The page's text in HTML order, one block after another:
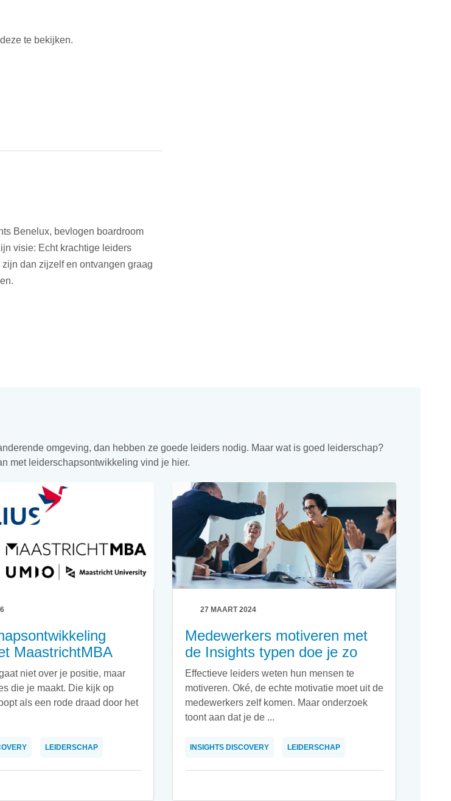
te bekijken.
Benelux, bevlogen boardroom
visie: Echt krachtige leiders
dan zijzelf en ontvangen graag
omgeving, dan hebben ze goede leiders nodig. Maar wat is goed leiderschap?
met leiderschapsontwikkeling vind je hier.
MaastrichtMBA
niet over je positie, maar
die je maakt. Die kijk op
als een rode draad door het
LEIDERSCHAP
27 MAART 2024
Medewerkers motiveren met
de Insights typen doe je zo
Effectieve leiders weten hun mensen te
motiveren. Oké, de echte motivatie moet uit de
medewerkers zelf komen. Maar onderzoek
toont aan dat je de ...
INSIGHTS DISCOVERY LEIDERSCHAP